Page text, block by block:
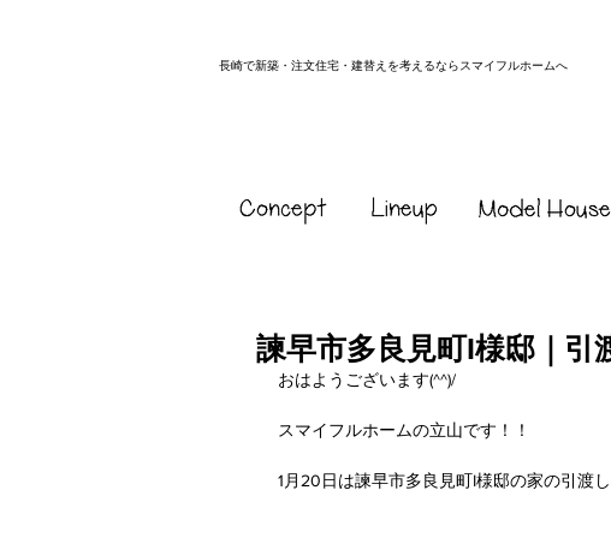
長崎で新築・注文住宅・建替えを考えるならスマイフルホームへ
諫早市多良見町I様邸｜引
おはようございます(^^)/
スマイフルホームの立山です！！
1月20日は諫早市多良見町I様邸の家の引渡